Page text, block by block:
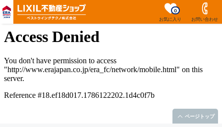
お気に入り
0
お問い合わせ
ページトップ